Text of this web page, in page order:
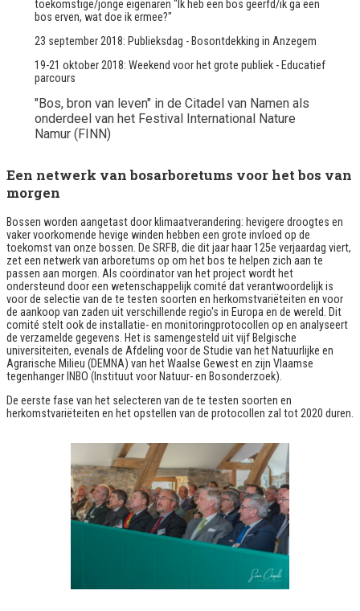
toekomstige/jonge eigenaren "Ik heb een bos geërfd/ik ga een
bos erven, wat doe ik ermee?"
23 september 2018: Publieksdag - Bosontdekking in Anzegem
19-21 oktober 2018: Weekend voor het grote publiek - Educatief
parcours
"Bos, bron van leven" in de Citadel van Namen als
onderdeel van het Festival International Nature
Namur (FINN)
Een netwerk van bosarboretums voor het bos van
morgen
Bossen worden aangetast door klimaatverandering: hevigere droogtes en
vaker voorkomende hevige winden hebben een grote invloed op de
toekomst van onze bossen. De SRFB, die dit jaar haar 125e verjaardag viert,
zet een netwerk van arboretums op om het bos te helpen zich aan te
passen aan morgen. Als coördinator van het project wordt het
ondersteund door een wetenschappelijk comité dat verantwoordelijk is
voor de selectie van de te testen soorten en herkomstvariëteiten en voor
de aankoop van zaden uit verschillende regio's in Europa en de wereld. Dit
comité stelt ook de installatie- en monitoringprotocollen op en analyseert
de verzamelde gegevens. Het is samengesteld uit vijf Belgische
universiteiten, evenals de Afdeling voor de Studie van het Natuurlijke en
Agrarische Milieu (DEMNA) van het Waalse Gewest en zijn Vlaamse
tegenhanger INBO (Instituut voor Natuur- en Bosonderzoek).
De eerste fase van het selecteren van de te testen soorten en
herkomstvariëteiten en het opstellen van de protocollen zal tot 2020 duren.